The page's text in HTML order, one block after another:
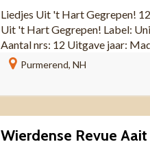
Liedjes Uit 't Hart Gegrepen!
Uit 't Hart Gegrepen! Label:
Aantal nrs: 12 Uitgave jaar:
Purmerend, NH